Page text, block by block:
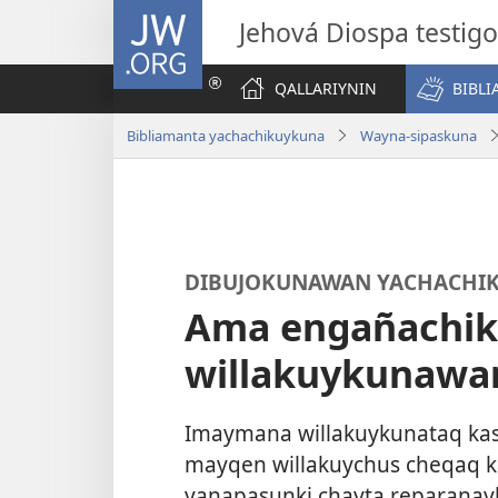
JW.ORG
Jehová Diospa
QALLARIYNIN
Bibliamanta yachachikuykuna Wayna-sipaskuna
DIBUJOKUNAWAN
Ama
Imaymana willakuykunataq
mayqen willakuychus cheqaq